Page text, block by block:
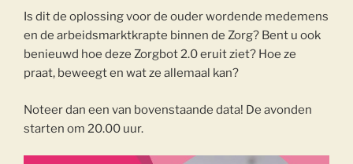
Is dit de oplossing voor de ouder wordende medemens
en de arbeidsmarktkrapte binnen de Zorg? Bent u ook
benieuwd hoe deze Zorgbot 2.0 eruit ziet? Hoe ze
praat, beweegt en wat ze allemaal kan?
Noteer dan een van bovenstaande data! De avonden
starten om 20.00 uur.